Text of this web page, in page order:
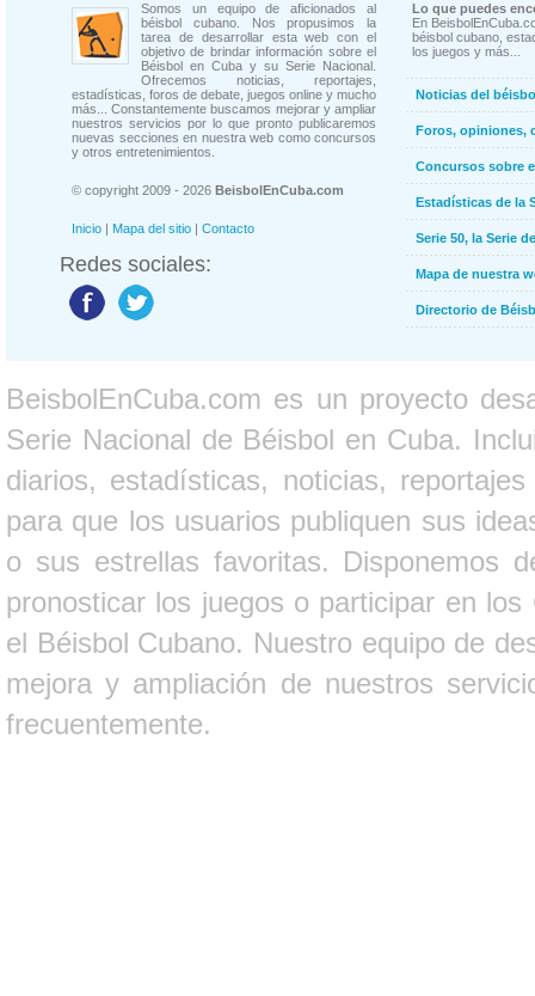
Somos un equipo de aficionados al
béisbol cubano. Nos propusimos la
tarea de desarrollar esta web con el
objetivo de brindar información sobre el
Béisbol en Cuba y su Serie Nacional.
Ofrecemos noticias, reportajes,
estadísticas, foros de debate, juegos online y mucho
más... Constantemente buscamos mejorar y ampliar
nuestros servicios por lo que pronto publicaremos
nuevas secciones en nuestra web como concursos
y otros entretenimientos.
© copyright 2009 - 2026 BeisbolEnCuba.com
Inicio | Mapa del sitio | Contacto
Redes sociales:
Lo que puedes
En
béisbol cubano,
los juegos y más...
Noticias del
Foros, opiniones,
Concursos sobre
Estadísticas de la
Serie 50, la Serie
Mapa de nuestra
Directorio de
BeisbolEnCuba.com es un proyecto
Serie Nacional de Béisbol en Cuba.
diarios, estadísticas, noticias,
para que los usuarios publiquen sus
o sus estrellas favoritas. Disponemos
pronosticar los juegos o participar en
el Béisbol Cubano. Nuestro equipo de
mejora y ampliación de nuestros
frecuentemente.